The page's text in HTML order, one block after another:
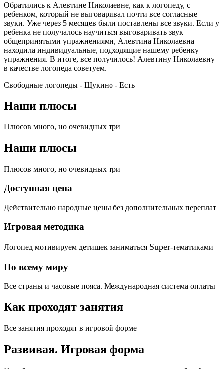
Обратились к Алевтине Николаевне, как к логопеду, с
ребенком, который не выговаривал почти все согласные
звуки. Уже через 5 месяцев были поставлены все звуки. Если у
ребенка не получалось научиться выговаривать звук
общепринятыми упражнениями, Алевтина Николаевна
находила индивидуальные, подходящие нашему ребенку
упражнения. В итоге, все получилось! Алевтину Николаевну
в качестве логопеда советуем.
Свободные логопеды - Щукино - Есть
Наши плюсы
Плюсов много, но очевидных три
Наши плюсы
Плюсов много, но очевидных три
Доступная цена
Действительно народные цены без дополнительных переплат
Игровая методика
Логопед мотивируем детишек заниматься Super-тематиками
По всему миру
Все страны и часовые пояса. Международная система оплаты
Как проходят занятия
Все занятия проходят в игровой форме
Развивая. Игровая форма